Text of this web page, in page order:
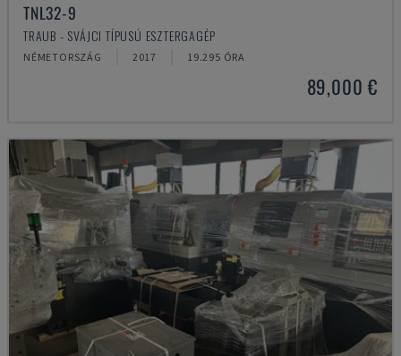
TNL32-9
TRAUB - SVÁJCI TÍPUSÚ ESZTERGAGÉP
NÉMETORSZÁG 2017 19.295 ÓRA
89,000 €